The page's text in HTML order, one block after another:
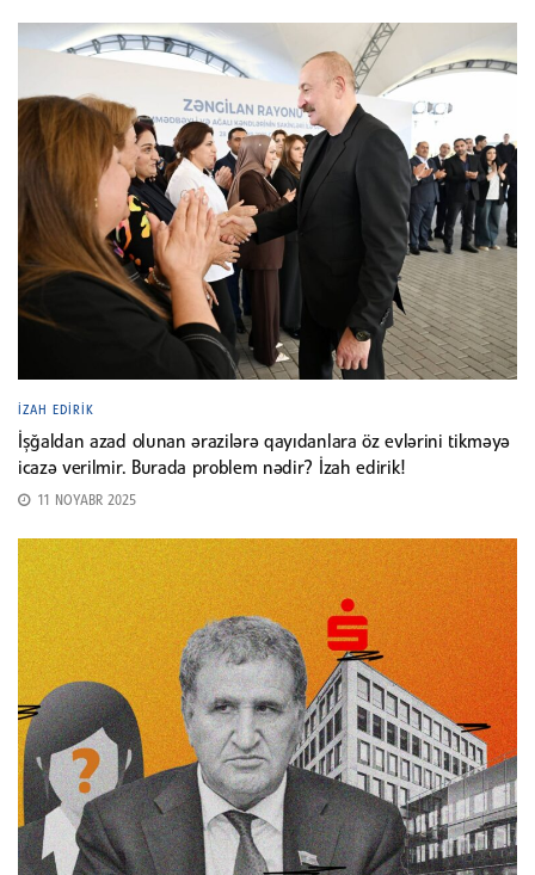
İZAH EDIRIK
İşğaldan azad olunan ərazilərə qayıdanlara öz evlərini tikməyə
icazə verilmir. Burada problem nədir? İzah edirik!
11 NOYABR 2025